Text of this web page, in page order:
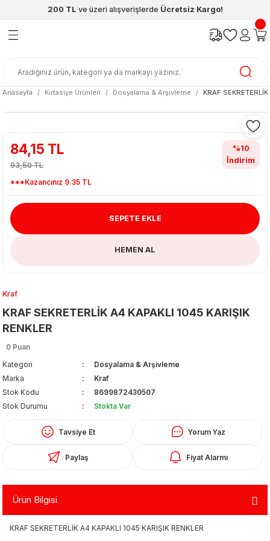
200 TL ve üzeri alışverişlerde Ücretsiz Kargo!
Geri Dön
Geri Dön
& Matara
Geri Dön
Geri Dön
Geri Dön
Geri Dön
Anasayfa
Kırtasiye Ürünleri Dosyalama & Arşivleme KRAF
Kraf
KRAF SEKRETERLİK A4 KAPAKLI 1045 KARIŞIK
RENKLER
0 Puan
Kategori
Dosyalama & Arşivleme
Marka
Kraf
Stok Kodu
8699872430507
Stok Durumu
Stokta Var
Tavsiye Et Yorum Yaz
Paylaş Fiyat Alarmı
84,15 TL
93,50 TL
***Kazancınız 9.35 TL
%10
İndirim
SEPETE EKLE
HEMEN AL
Ürün Bilgisi
KRAF SEKRETERLİK A4 KAPAKLI 1045 KARIŞIK RENKLER